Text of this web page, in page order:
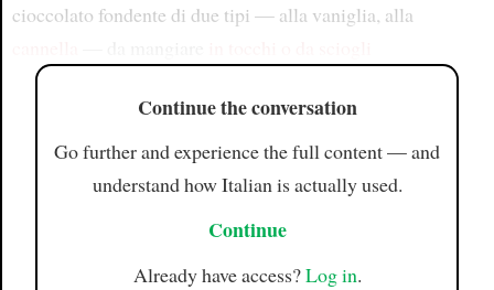
cioccolato fondente di due tipi — alla vaniglia, alla
Continue the conversation
Go further and experience the full content — and
understand how Italian is actually used.
Continue
Already have access?Log in.